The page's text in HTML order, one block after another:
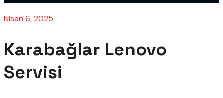
Nisan 6, 2025
Karabağlar Lenovo
Servisi